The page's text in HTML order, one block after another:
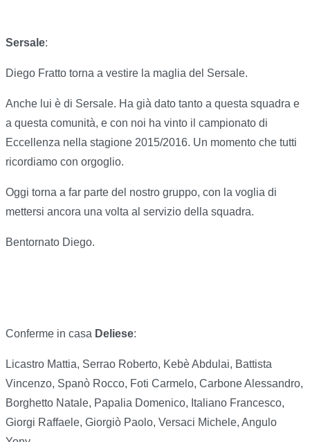
Sersale:
Diego Fratto torna a vestire la maglia del Sersale.
Anche lui è di Sersale. Ha già dato tanto a questa squadra e
a questa comunità, e con noi ha vinto il campionato di
Eccellenza nella stagione 2015/2016. Un momento che tutti
ricordiamo con orgoglio.
Oggi torna a far parte del nostro gruppo, con la voglia di
mettersi ancora una volta al servizio della squadra.
Bentornato Diego.
Conferme in casa Deliese:
Licastro Mattia, Serrao Roberto, Kebè Abdulai, Battista
Vincenzo, Spanò Rocco, Foti Carmelo, Carbone Alessandro,
Borghetto Natale, Papalia Domenico, Italiano Francesco,
Giorgi Raffaele, Giorgiò Paolo, Versaci Michele, Angulo